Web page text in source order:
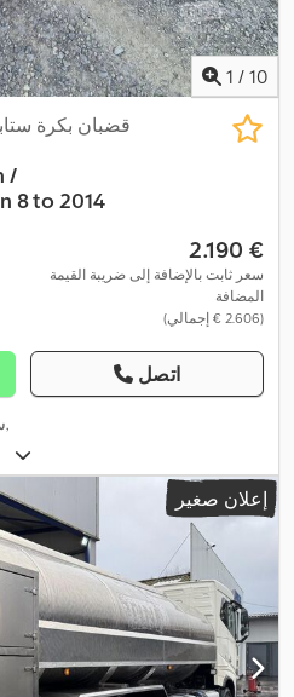
1 / 10
/
8 to 2014
‏2.190 €
سعر ثابت بالإضافة إلى ضريبة القيمة
المضافة
(‏2.606 € إجمالي)
اتصل
,
إعلان صغير